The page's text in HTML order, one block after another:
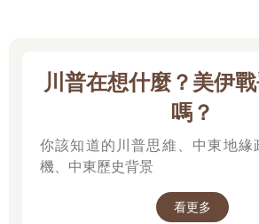
應新生活。無論你身在何處、和誰在一起
肯定會過得很幸福。」
福寶，真的非常感謝你，爺爺愛你。
即使爺爺心中萬般不捨，仍希望你能在新
川普在想什麼？美伊
嗎？
你該知道的川普思維、中東地緣
機、中東歷史背景
看更多